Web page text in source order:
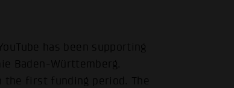
has been supporting
Baden-Württemberg.
the first funding period. The